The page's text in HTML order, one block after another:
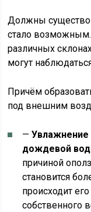
Должны
стало возможным.
различных
могут
Причём
под внешним
—Увлажнение
дождевой
причиной
становится
происходит
собственного